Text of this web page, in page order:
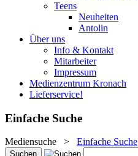
Teens
Neuheiten
Antolin
Über uns
Info & Kontakt
Mitarbeiter
Impressum
Medienzentrum Kronach
Lieferservice!
Einfache Suche
Mediensuche > Einfache Suche